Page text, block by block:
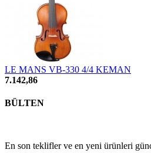
LE MANS VB-330 4/4 KEMAN
7.142,86
BÜLTEN
En son teklifler ve en yeni ürünleri